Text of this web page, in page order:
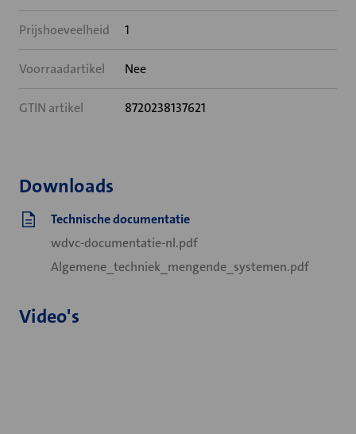
Prijshoeveelheid 1
Voorraadartikel Nee
GTIN artikel 8720238137621
Downloads
Technische documentatie
wdvc-documentatie-nl.pdf
Algemene_techniek_mengende_systemen.pdf
Video's